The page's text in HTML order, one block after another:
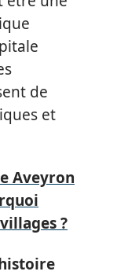
de
et
Aveyron
?